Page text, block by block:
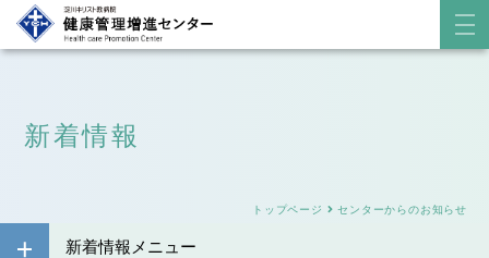
新着情報
トップページ センターからのお知らせ
新着情報メニュー